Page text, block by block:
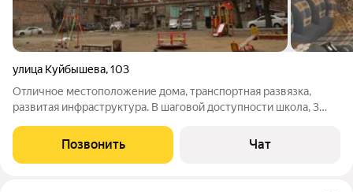
улица Куйбышева,103
Отличное местоположение дома, транспортная развязка,
развитая инфраструктура. В шаговой доступности школа, 3
Просторная квартира, с высокими потолками для большой и
дружной семьи. Две
Позвонить Чат